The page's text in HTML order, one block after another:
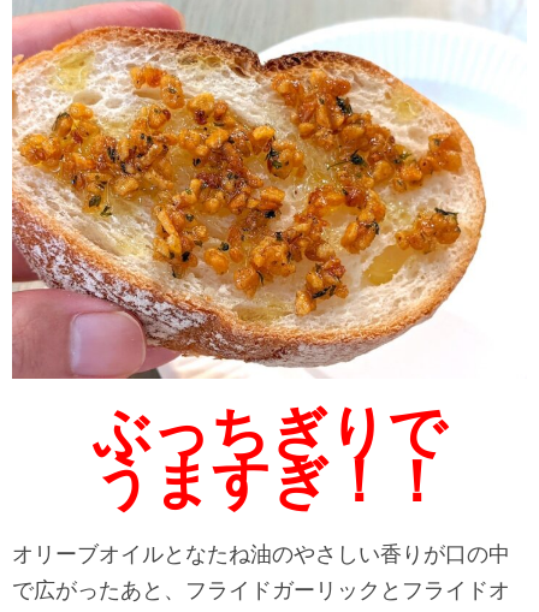
ぶっちぎりで
うますぎ！！
オリーブオイルとなたね油のやさしい香りが口の中
で広がったあと、フライドガーリックとフライドオ